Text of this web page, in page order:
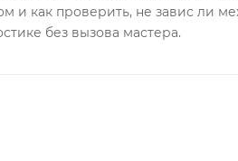
и как проверить, не завис ли
без вызова мастера.